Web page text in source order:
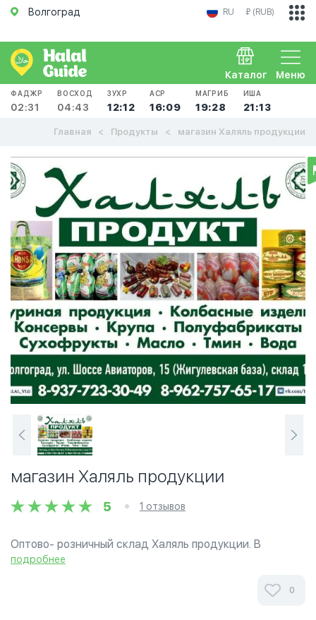
Волгоград RU ₽ (RUB)
Меню
Каталог
ФАДЖР
02:31
ВОСХОД
04:43
ЗУХР
12:12
АСР
16:09
МАГРИБ
19:28
ИША
21:13
Главная Продукты магазин Халяль продукции
магазин Халяль продукции
5 1 отзывов
Оптово- розничный склад Халяль продукции. В
наличии имеются: - Куры - Колбасная продукция -
подробнее
0